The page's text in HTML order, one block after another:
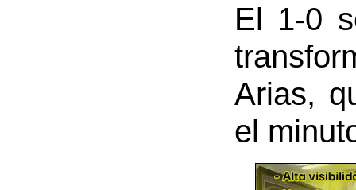
El 1-0
Arias,
el